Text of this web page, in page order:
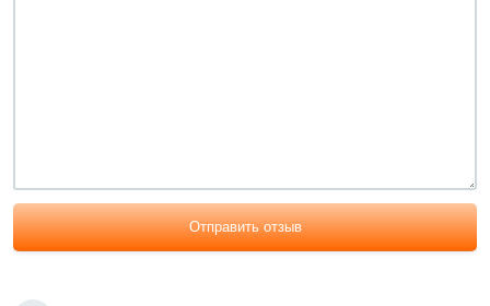
Отправить отзыв